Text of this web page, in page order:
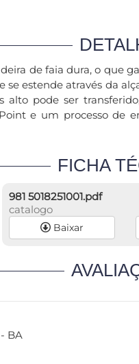
de faia dura, o que
estende através da
pode ser
e um processo
FICHA
981 5018251001.pdf
catalogo
Baixar
BA